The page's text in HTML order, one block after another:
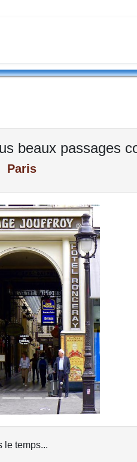
beaux passages
Paris
le temps...